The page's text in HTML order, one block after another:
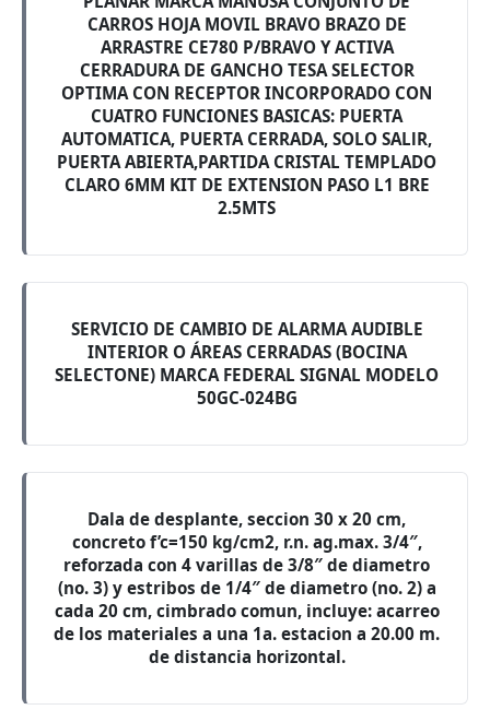
CARROS HOJA MOVIL BRAVO BRAZO DE
ARRASTRE CE780 P/BRAVO Y ACTIVA
CERRADURA DE GANCHO TESA SELECTOR
OPTIMA CON RECEPTOR INCORPORADO CON
CUATRO FUNCIONES BASICAS: PUERTA
AUTOMATICA, PUERTA CERRADA, SOLO SALlR,
PUERTA ABIERTA,PARTIDA CRISTAL TEMPLADO
CLARO 6MM KIT DE EXTENSION PASO L1 BRE
2.5MTS
SERVICIO DE CAMBIO DE ALARMA AUDIBLE
INTERIOR O ÁREAS CERRADAS (BOCINA
SELECTONE) MARCA FEDERAL SIGNAL MODELO
50GC-024BG
Dala de desplante, seccion 30 x 20 cm,
concreto f’c=150 kg/cm2, r.n. ag.max. 3/4″,
reforzada con 4 varillas de 3/8″ de diametro
(no. 3) y estribos de 1/4″ de diametro (no. 2) a
cada 20 cm, cimbrado comun, incluye: acarreo
de los materiales a una 1a. estacion a 20.00 m.
de distancia horizontal.